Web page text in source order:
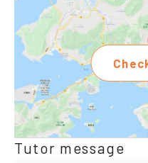
Tutor message